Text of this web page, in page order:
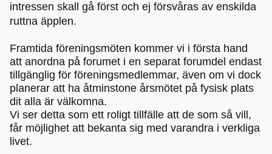
intressen skall gå först och ej försvåras av enskilda
ruttna äpplen.
Framtida föreningsmöten kommer vi i första hand
att anordna på forumet i en separat forumdel endast
tillgänglig för föreningsmedlemmar, även om vi dock
planerar att ha åtminstone årsmötet på fysisk plats
dit alla är välkomna.
Vi ser detta som ett roligt tillfälle att de som så vill,
får möjlighet att bekanta sig med varandra i verkliga
livet.